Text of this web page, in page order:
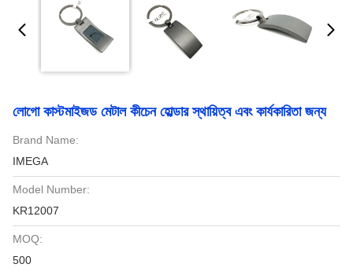
লোগো কাস্টমাইজড মেটাল কীচেন হোল্ডার স্থায়িত্ব এবং কার্যকারিতা জন্য
Brand Name:
IMEGA
Model Number:
KR12007
MOQ:
500